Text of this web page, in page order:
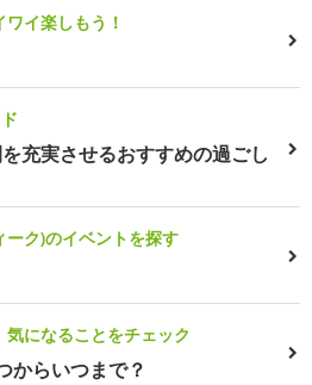
イ楽しもう！
充実させるおすすめの過ごし
ーク)のイベントを探す
になることをチェック
からいつまで？